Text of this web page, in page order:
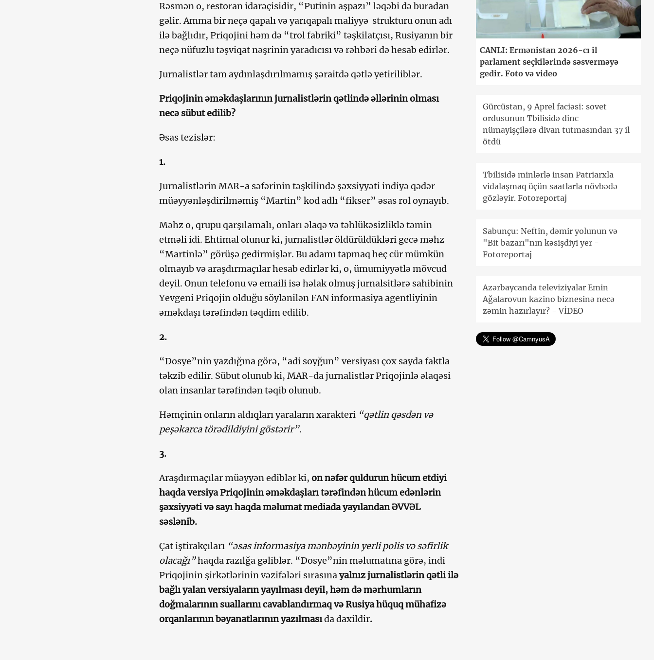
Rəsmən o, restoran idarəçisidir, “Putinin aşpazı” ləqəbi də buradan
gəlir. Amma bir neçə qapalı və yarıqapalı maliyyə strukturu onun adı
ilə bağlıdır, Priqojini həm də “trol fabriki” təşkilatçısı, Rusiyanın bir
neçə nüfuzlu təşviqat nəşrinin yaradıcısı və rəhbəri də hesab edirlər.
Jurnalistlər tam aydınlaşdırılmamış şəraitdə qətlə yetiriliblər.
Priqojinin əməkdaşlarının jurnalistlərin qətlində əllərinin olması
necə sübut edilib?
Əsas tezislər:
1.
Jurnalistlərin MAR-a səfərinin təşkilində şəxsiyyəti indiyə qədər
müəyyənləşdirilməmiş “Martin” kod adlı “fikser” əsas rol oynayıb.
Məhz o, qrupu qarşılamalı, onları əlaqə və təhlükəsizliklə təmin
etməli idi. Ehtimal olunur ki, jurnalistlər öldürüldükləri gecə məhz
“Martinlə” görüşə gedirmişlər. Bu adamı tapmaq heç cür mümkün
olmayıb və araşdırmaçılar hesab edirlər ki, o, ümumiyyətlə mövcud
deyil. Onun telefonu və emaili isə həlak olmuş jurnalsitlərə sahibinin
Yevgeni Priqojin olduğu söylənilən FAN informasiya agentliyinin
əməkdaşı tərəfindən təqdim edilib.
2.
“Dosye”nin yazdığına görə, “adi soyğun” versiyası çox sayda faktla
təkzib edilir. Sübut olunub ki, MAR-da jurnalistlər Priqojinlə əlaqəsi
olan insanlar tərəfindən təqib olunub.
Həmçinin onların aldıqları yaraların xarakteri“qətlin qəsdən və
peşəkarca törədildiyini göstərir”.
3.
Araşdırmaçılar müəyyən ediblər ki, on nəfər quldurun hücum etdiyi
haqda versiya Priqojinin əməkdaşları tərəfindən hücum edənlərin
şəxsiyyəti və sayı haqda məlumat mediada yayılandan ƏVVƏL
səslənib.
Çat iştirakçıları “əsas informasiya mənbəyinin yerli polis və səfirlik
olacağı”haqda razılğa gəliblər. “Dosye”nin məlumatına görə, indi
Priqojinin şirkətlərinin vəzifələri sırasınayalnız jurnalistlərin qətli ilə
bağlı yalan versiyaların yayılması deyil, həm də mərhumların
doğmalarının suallarını cavablandırmaq və Rusiya hüquq mühafizə
orqanlarının bəyanatlarının yazılmasıda daxildir.
CANLI: Ermənistan 2026-cı il
parlament seçkilərində səsverməyə
gedir. Foto və video
Gürcüstan, 9 Aprel faciəsi: sovet
ordusunun Tbilisidə dinc
nümayişçilərə divan tutmasından 37 il
ötdü
Tbilisidə minlərlə insan Patriarxla
vidalaşmaq üçün saatlarla növbədə
gözləyir. Fotoreportaj
Sabunçu: Neftin, dəmir yolunun və
"Bit bazarı"nın kəsişdiyi yer -
Fotoreportaj
Azərbaycanda televiziyalar Emin
Ağalarovun kazino biznesinə necə
zəmin hazırlayır? - VİDEO